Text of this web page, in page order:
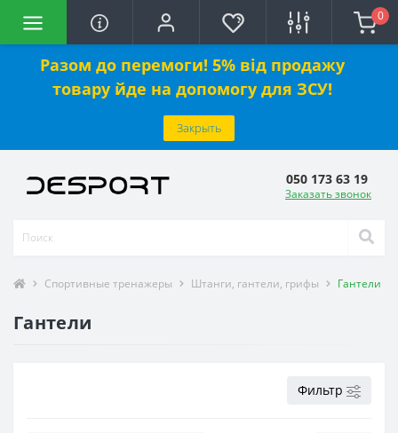
Разом до перемоги! 5% від продажу
товару йде на допомогу для ЗСУ!
Закрыть
0
050 173 63 19
Заказать звонок
Спортивные тренажеры Штанги, гантели, грифы Гантели
Гантели
Фильтр